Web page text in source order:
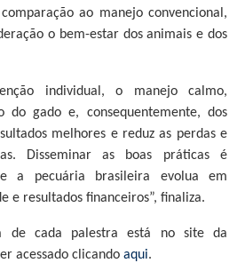
ao manejo convencional,
o bem-estar dos animais e dos
individual, o manejo calmo,
do gado e, consequentemente, dos
melhores e reduz as perdas e
Disseminar as boas práticas é
a pecuária brasileira evolua em
e resultados financeiros”, finaliza.
de cada palestra está no site da
acessado clicando aqui.